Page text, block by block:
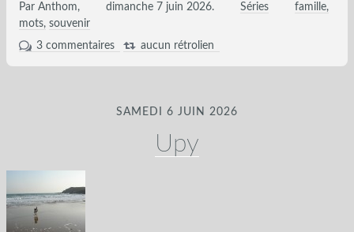
Par Anthom, dimanche 7 juin 2026. Séries
famille
mots souvenir
3 commentaires
aucun rétrolien
SAMEDI 6 JUIN 2026
Upy